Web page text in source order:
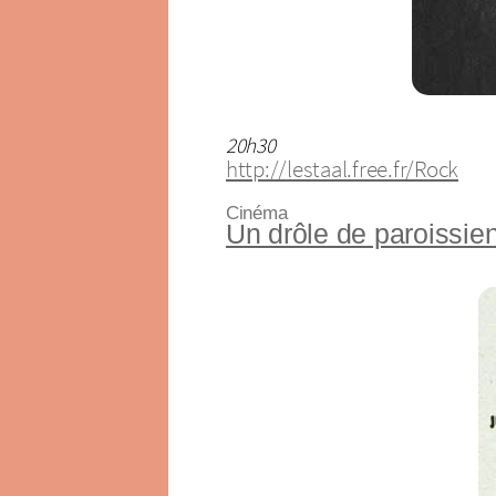
20h30
http://lestaal.free.fr/Rock
Cinéma
Un drôle de